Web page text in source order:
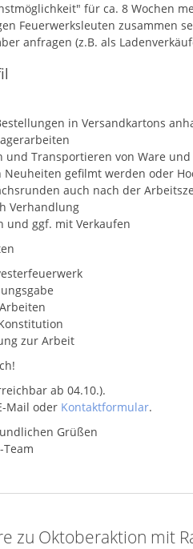
für ca. 8 Wochen
Feuerwerksleuten zusammen
anfragen (z.B. als
in Versandkartons
und Transportieren von Ware und
Neuheiten gefilmt werden oder
auch nach der
Verhandlung
und ggf. mit Verkaufen
zur Arbeit
ab 04.10.).
Mail oder Kontaktformular.
Grüßen
zu Oktoberaktion mit